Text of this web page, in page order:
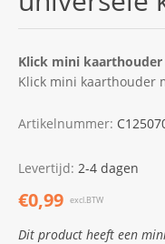
Klick mini
Klick mini kaarthouder
Artikelnummer:
Levertijd: 2-4 dagen
€0,99 excl.BTW
Dit product heeft een